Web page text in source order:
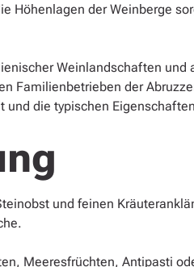
Höhenlagen der Weinberge
Weinlandschaften
Familienbetrieben der
die typischen
und feinen
Meeresfrüchten, Antipasti